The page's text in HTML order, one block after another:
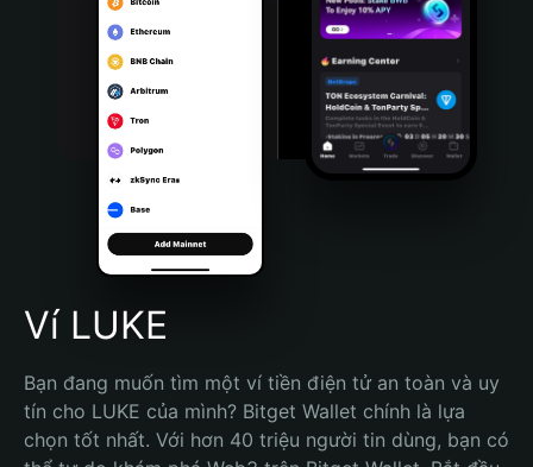
Português (Portugal)
Bahasa Indonesia
Português (Brasil)
Español (Argentina)
Ví LUKE
Bạn đang muốn tìm một ví tiền điện tử an toàn và uy
tín cho LUKE của mình? Bitget Wallet chính là lựa
chọn tốt nhất. Với hơn 40 triệu người tin dùng, bạn có